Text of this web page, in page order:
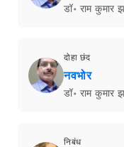
डॉ॰ राम कुमार
दोहा छंद
नवभोर
डॉ॰ राम कुमार
निबंध